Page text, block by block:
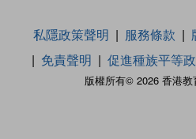
版權所有© 2026 香港教
私隱政策聲明 服務條款
免責聲明
促進種族平等